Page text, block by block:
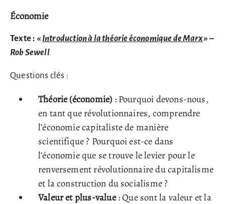
Économie
Texte : « Introduction à la théorie économique de Marx»–
Rob Sewell
Questions clés :
Théorie (économie) : Pourquoi devons-nous,
en tant que révolutionnaires, comprendre
l’économie capitaliste de manière
scientifique ? Pourquoi est-ce dans
l’économie que se trouve le levier pour le
renversement révolutionnaire du capitalisme
et la construction du socialisme ?
Valeur et plus-value: Que sont la valeur et la